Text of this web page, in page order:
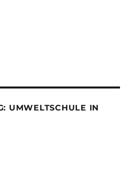
UMWELTSCHULE IN